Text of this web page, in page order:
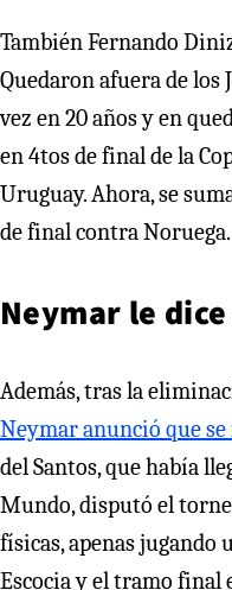
También Fernando
Quedaron afuera de
vez en 20 años y en
en 4tos de final de la
Uruguay. Ahora, se
de final contra Noruega.
Neymar le
Además, tras la
Neymar anunció que
del Santos, que había
Mundo, disputó el
físicas, apenas jugando
Escocia y el tramo final